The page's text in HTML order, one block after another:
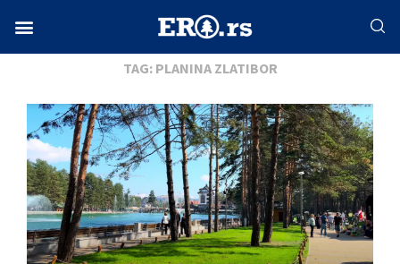
Home Posts tagged with "planina zlatibor"
TAG: PLANINA ZLATIBOR